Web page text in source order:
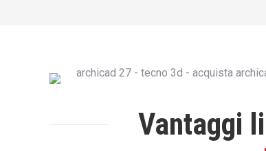
Vantaggi